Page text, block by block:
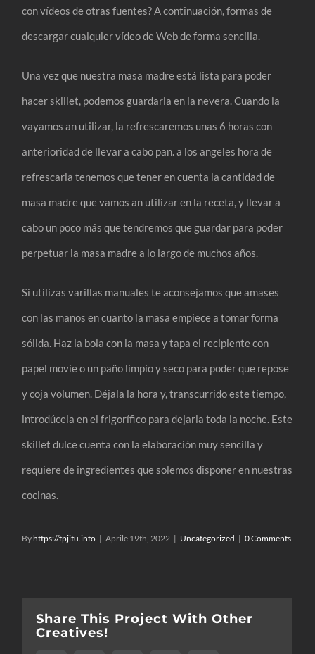
con vídeos de otras fuentes? A continuación, formas de
descargar cualquier vídeo de Web de forma sencilla.
Una vez que nuestra masa madre está lista para poder
hacer skillet, podemos guardarla en la nevera. Cuando la
vayamos an utilizar, la refrescaremos unas 6 horas con
anterioridad de llevar a cabo pan. a los angeles hora de
refrescarla tenemos que tener en cuenta la cantidad de
masa madre que vamos an utilizar en la receta, y llevar a
cabo un poco más que tendremos que guardar para poder
perpetuar la masa madre a lo largo de muchos años.
Si utilizas varillas manuales te aconsejamos que amases
con las manos en cuanto la masa empiece a tomar forma
sólida. Haz la bola con la masa y tapa el recipiente con
papel movie o un paño limpio y seco para poder que repose
y coja volumen. Déjala la hora y, transcurrido este tiempo,
introdúcela en el frigorífico para dejarla toda la noche. Este
skillet dulce cuenta con la elaboración muy sencilla y
requiere de ingredientes que solemos disponer en nuestras
cocinas.
Byhttps://fpjitu.info | Aprile 19th, 2022 | Uncategorized | 0 Comments
Share This Project With Other
Creatives!